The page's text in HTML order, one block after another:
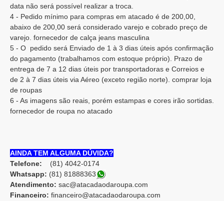
data não será possível realizar a troca.
4 - Pedido mínimo para compras em atacado é de 200,00,
abaixo de 200,00 será considerado varejo e cobrado preço de
varejo. fornecedor de calça jeans masculina
5 - O pedido será Enviado de 1 à 3 dias úteis após confirmação
do pagamento (trabalhamos com estoque próprio). Prazo de
entrega de 7 a 12 dias úteis por transportadoras e Correios e
de 2 à 7 dias úteis via Aéreo (exceto região norte). comprar loja
de roupas
6 - As imagens são reais, porém estampas e cores irão sortidas.
fornecedor de roupa no atacado
AINDA TEM ALGUMA DÚVIDA?
Telefone: (81) 4042-0174
Whatsapp: (81) 81888363
Atendimento: sac@atacadaodaroupa.com
Financeiro: financeiro@atacadaodaroupa.com